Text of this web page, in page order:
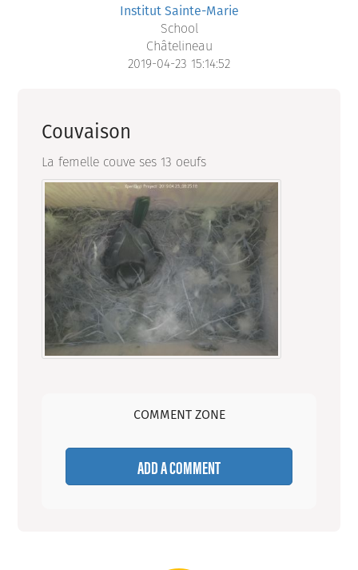
Institut Sainte-Marie
School
Châtelineau
2019-04-23 15:14:52
Couvaison
La femelle couve ses 13 oeufs
COMMENT ZONE
ADD A COMMENT